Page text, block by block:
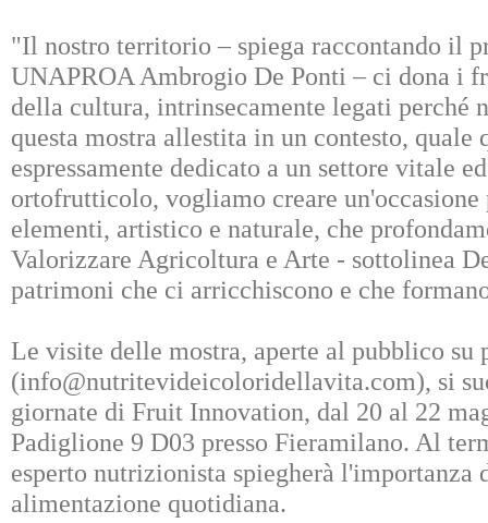
"Il nostro territorio – spiega raccontando il
UNAPROA Ambrogio De Ponti – ci dona i
della cultura, intrinsecamente legati perché
questa mostra allestita in un contesto,
espressamente dedicato a un settore vitale
ortofrutticolo, vogliamo creare
elementi, artistico e naturale, che
Valorizzare Agricoltura e Arte - sottolinea
patrimoni che ci arricchiscono e che
Le visite delle mostra, aperte al pubblico su
(info@nutritevideicoloridellavita.com), si
giornate di Fruit Innovation, dal 20 al 22
Padiglione 9 D03 presso Fieramilano. Al
esperto nutrizionista spiegherà l'importanza
alimentazione quotidiana.